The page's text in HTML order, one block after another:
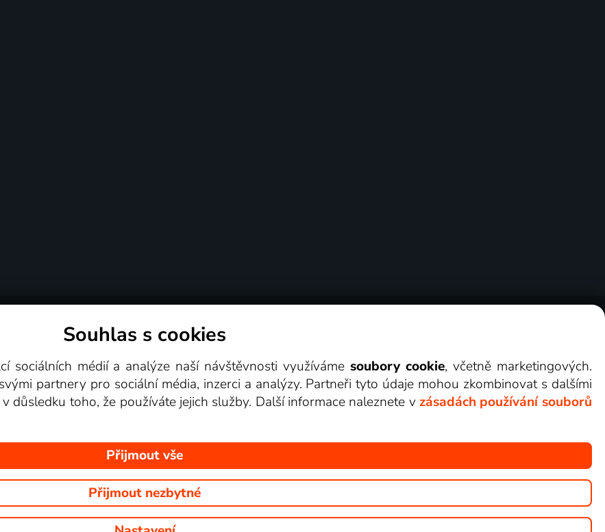
Videotéka
tomto webu jsou zobrazovány obrázky z pořadů TV stanic, které můžete sledovat v Lepší.TV.
Souhlas s cookies
sociálních médií a analýze naší návštěvnosti využívámesoubory cookie, včetně marketingových.
partnery pro sociální média, inzerci a analýzy. Partneři tyto údaje mohou zkombinovat s dalšími
důsledku toho, že používáte jejich služby. Další informace naleznete v zásadách používání souborů
Přijmout vše
Přijmout nezbytné